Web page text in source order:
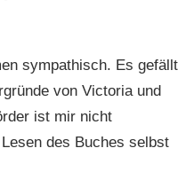
sympathisch. Es gefällt
von Victoria und
ist mir nicht
des Buches selbst